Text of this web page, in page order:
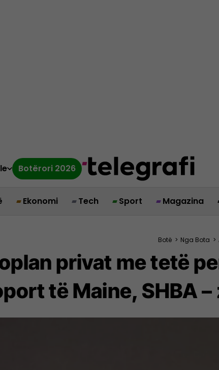
Botërori 2026
Ekonomi Tech Sport Magazina
Botë > Nga Bota >
privat me tetë
të Maine, SHBA